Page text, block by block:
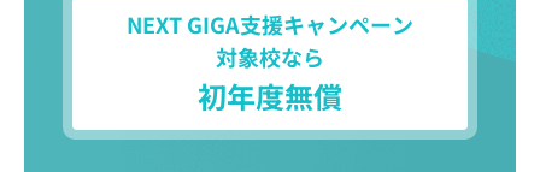
NEXT GIGA支援キャンペーン
対象校なら
初年度無償